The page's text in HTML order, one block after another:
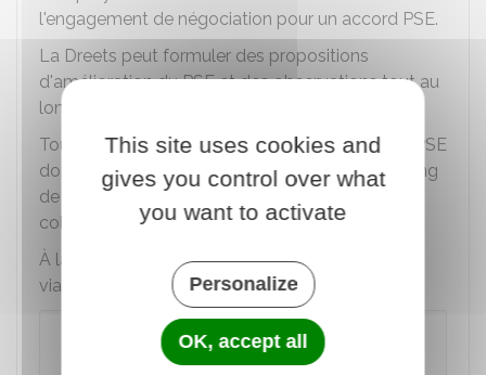
l'engagement de négociation pour un accord PSE.
La Dreets peut formuler des propositions
d'amélioration du PSE et des observations tout au
long de la procédure de PSE.
Tous les documents et informations relatifs au PSE
doivent être transmis par l'employeur tout au long
de la procédure via le portail des ruptures
collectives de contrats de travail (RUPCO).
À la fin de la procédure, le PSE doit être transmis
via RUPCO.
Portail des ruptures collectives de
contrats de travail (RUPCO)
This site uses cookies and
gives you control over what
you want to activate
Personalize
OK, accept all